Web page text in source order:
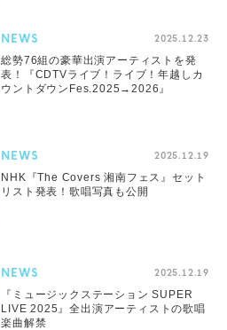
NEWS 2025.12.23
総勢76組の豪華出演アーティストを発
表！『CDTVライブ！ライブ！年越しカ
ウントダウンFes.2025→2026』
NEWS 2025.12.19
NHK『The Covers 湘南フェス』セット
リスト発表！歌唱写真も公開
NEWS 2025.12.19
『ミュージックステーション SUPER
LIVE 2025』全出演アーティストの歌唱
楽曲解禁